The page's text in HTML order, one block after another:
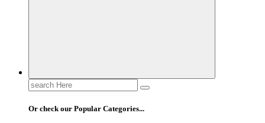
Search
for:
Or check our Popular Categories...